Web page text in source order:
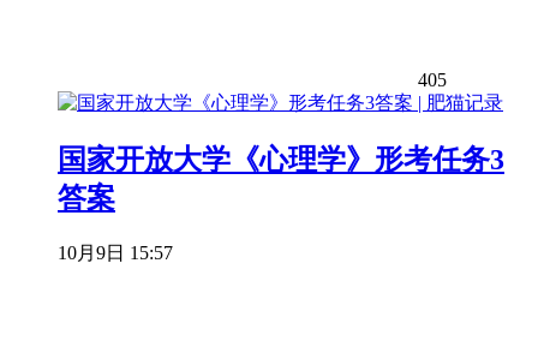
405
国家开放大学《心理学》形考任务3
答案
10月9日 15:57